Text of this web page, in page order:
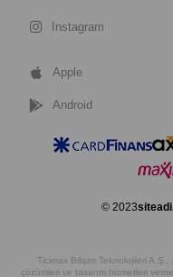
Instagram
Apple
Android
© 2023
Ticimax Bilişim Teknolojileri A.Ş.,
çözümleri ve tasarım hizmetleri